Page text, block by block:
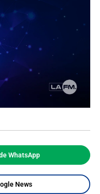
WhatsApp
News